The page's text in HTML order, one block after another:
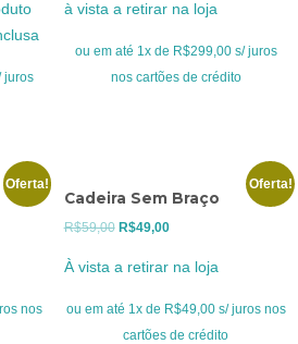
juros
era:
R$399,00.
atual
é:
R$299,00.
à vista a retirar na loja
ou em até 1x de R$299,00 s/ juros
nos cartões de crédito
Oferta!
nos
Oferta!
Cadeira Sem Braço
R$59,00 O
era:
R$59,00.
R$49,00O
é:
R$49,00.
À vista a retirar na loja
ou em até 1x de R$49,00 s/ juros nos
cartões de crédito